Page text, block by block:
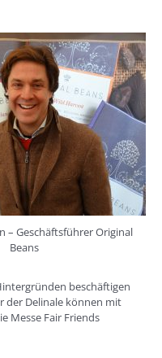
– Geschäftsführer Original
Beans
beschäftigen
der Delinale können mit
Messe Fair Friends